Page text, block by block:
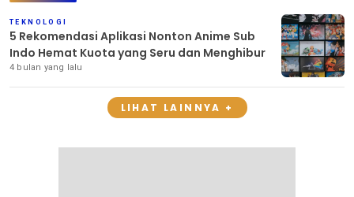
TEKNOLOGI
5 Rekomendasi Aplikasi Nonton Anime Sub
Indo Hemat Kuota yang Seru dan Menghibur
4 bulan yang lalu
LIHAT LAINNYA +